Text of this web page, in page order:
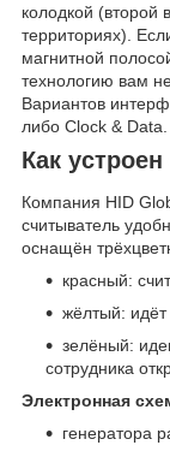
колодкой
территориях).
магнитной
технологию вам
Вариантов
либо Сlock & Dаta.
Как
Компания HID
считыватель
оснащён
красный:
жёлтый: идёт
зелёный:
сотрудника
Электронная
генератора